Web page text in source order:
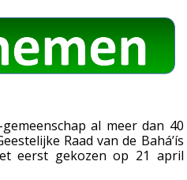
al meer dan 40
Raad van de Bahá’ís
eerst gekozen op 21 april